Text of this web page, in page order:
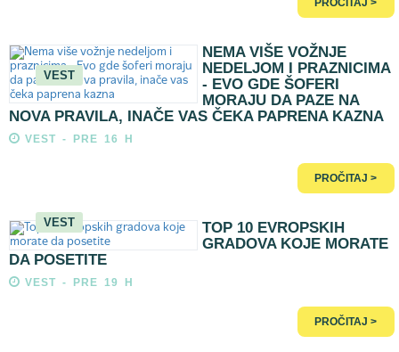
PROČITAJ >
VEST
NEMA VIŠE VOŽNJE
NEDELJOM I PRAZNICIMA
- EVO GDE ŠOFERI
MORAJU DA PAZE NA
NOVA PRAVILA, INAČE VAS ČEKA PAPRENA KAZNA
VEST - PRE 16 H
PROČITAJ >
VEST
TOP 10 EVROPSKIH
GRADOVA KOJE MORATE
DA POSETITE
VEST - PRE 19 H
PROČITAJ >